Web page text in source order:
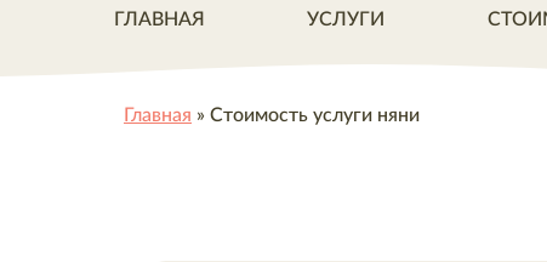
ГЛАВНАЯ УСЛУГИ
Главная » Стоимость услуги няни